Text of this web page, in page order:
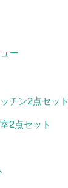
ー
チン2点セット
2点セット